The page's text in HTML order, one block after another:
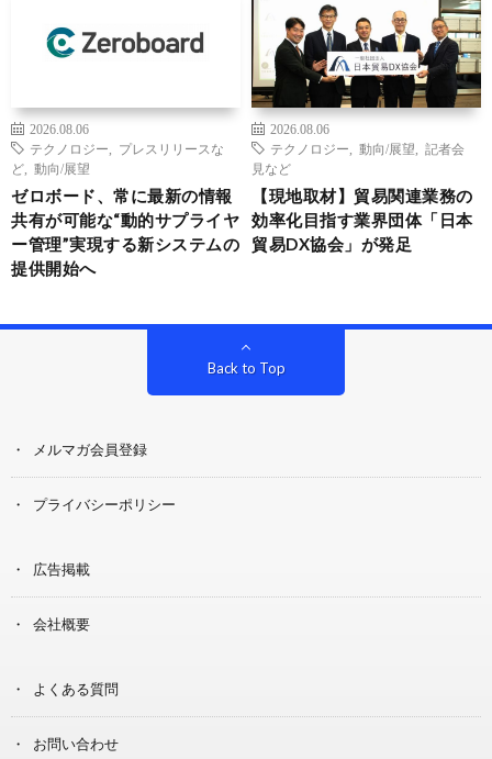
2026.08.06
テクノロジー
プレスリリースな
ど
動向/展望
ゼロボード、常に最新の情報
共有が可能な“動的サプライヤ
ー管理”実現する新システムの
提供開始へ
2026.08.06
テクノロジー
動向/展望
記者会
見など
【現地取材】貿易関連業務の
効率化目指す業界団体「日本
貿易DX協会」が発足
Back to Top
メルマガ会員登録
プライバシーポリシー
広告掲載
会社概要
よくある質問
お問い合わせ